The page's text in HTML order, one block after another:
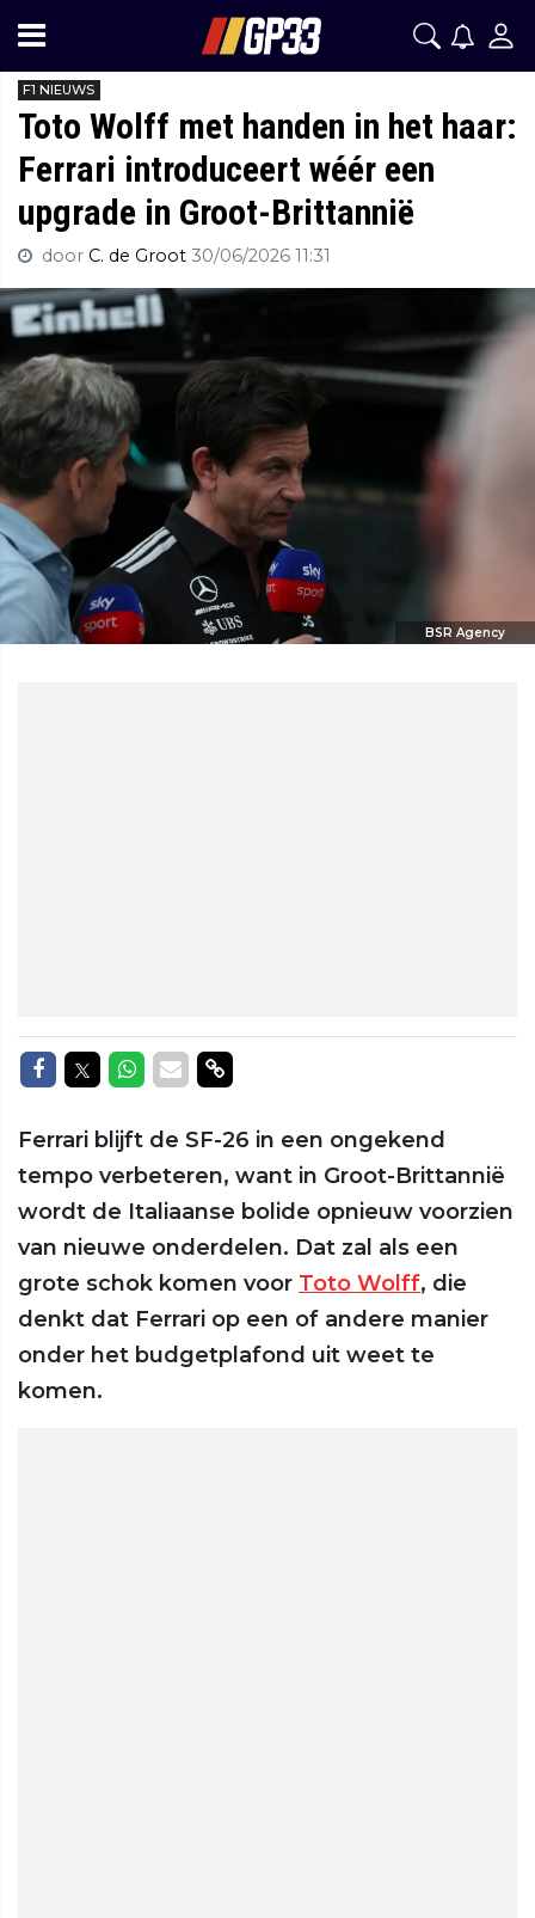
F1 NIEUWS
Toto Wolff met handen in het haar:
Ferrari introduceert wéér een
upgrade in Groot-Brittannië
door C. de Groot 30/06/2026 11:31
BSR Agency
Delen op Facebook
Delen op Twitter
Delen op Whatsapp
Delen via Mail
Delen via link
Ferrari blijft de SF-26 in een ongekend
tempo verbeteren, want in Groot-Brittannië
wordt de Italiaanse bolide opnieuw voorzien
van nieuwe onderdelen. Dat zal als een
grote schok komen voor Toto Wolff, die
denkt dat Ferrari op een of andere manier
onder het budgetplafond uit weet te
komen.